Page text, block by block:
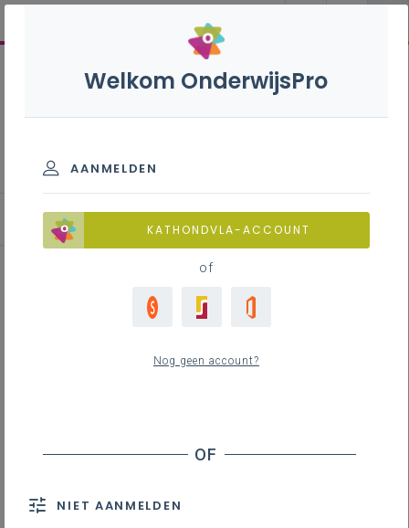
Ontwikkelproces en ondersteuningsaanbod
Planning op middellange termijn
Webinar inspiratiescholen 16 januari 2026
Welkom OnderwijsPro
AANMELDEN
KATHONDVLA-ACCOUNT
of
Nog geen account?
NIET AANMELDEN